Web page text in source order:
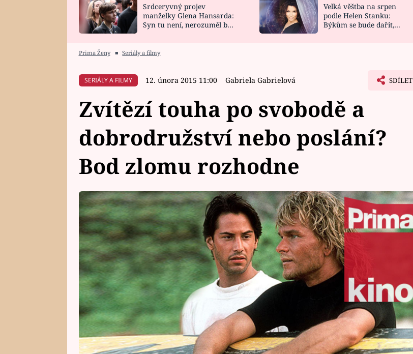
HOROSKOP NA
CELEBRITY
VAŘENÍ
NOVINKY
VIDEORECEPTY
Srdceryvný projev
manželky Glena Hansarda:
Syn tu není, nerozuměl by
Velká věštba na srpen
podle Helen Stanku:
Býkům se bude dařit,
Prima Ženy ■ Seriály a filmy
SERIÁLY A FILMY 12. února 2015 11:00 Gabriela Gabrielová SDÍLET
Zvítězí touha po svobodě a
dobrodružství nebo poslání?
Bod zlomu rozhodne